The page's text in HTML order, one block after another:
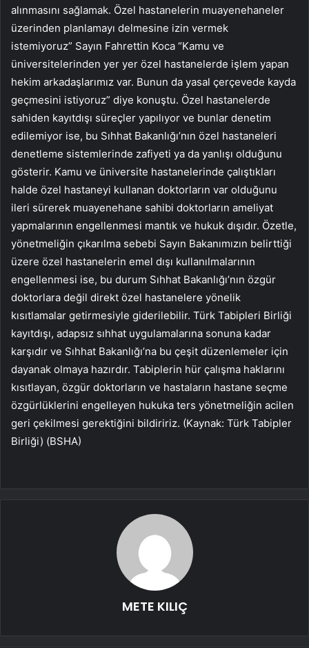
alınmasını sağlamak. Özel hastanelerin muayenehaneler
üzerinden planlamayı delmesine izin vermek
istemiyoruz” Sayın Fahrettin Koca “Kamu ve
üniversitelerinden yer yer özel hastanelerde işlem yapan
hekim arkadaşlarımız var. Bunun da yasal çerçevede kayda
geçmesini istiyoruz” diye konuştu. Özel hastanelerde
sahiden kayıtdışı süreçler yapılıyor ve bunlar denetim
edilemiyor ise, bu Sıhhat Bakanlığı’nın özel hastaneleri
denetleme sistemlerinde zafiyeti ya da yanlışı olduğunu
gösterir. Kamu ve üniversite hastanelerinde çalıştıkları
halde özel hastaneyi kullanan doktorların var olduğunu
ileri sürerek muayenehane sahibi doktorların ameliyat
yapmalarının engellenmesi mantık ve hukuk dışıdır. Özetle,
yönetmeliğin çıkarılma sebebi Sayın Bakanımızın belirttiği
üzere özel hastanelerin emel dışı kullanılmalarının
engellenmesi ise, bu durum Sıhhat Bakanlığı’nın özgür
doktorlara değil direkt özel hastanelere yönelik
kısıtlamalar getirmesiyle giderilebilir. Türk Tabipleri Birliği
kayıtdışı, adapsız sıhhat uygulamalarına sonuna kadar
karşıdır ve Sıhhat Bakanlığı’na bu çeşit düzenlemeler için
dayanak olmaya hazırdır. Tabiplerin hür çalışma haklarını
kısıtlayan, özgür doktorların ve hastaların hastane seçme
özgürlüklerini engelleyen hukuka ters yönetmeliğin acilen
geri çekilmesi gerektiğini bildiririz. (Kaynak: Türk Tabipler
Birliği) (BSHA)
METE KILIÇ